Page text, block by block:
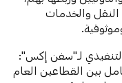
والخدمات
لـ"سفن إكس":
بين القطاعين العام